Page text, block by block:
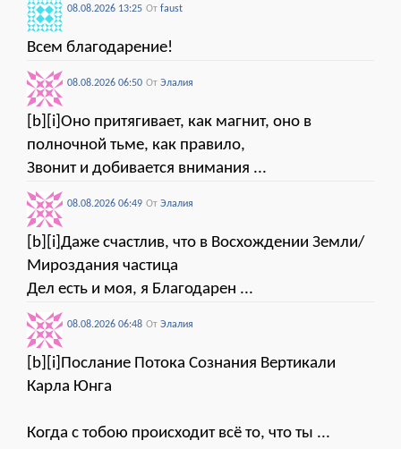
08.08.2026 13:25 От faust
Всем благодарение!
08.08.2026 06:50 От Элалия
[b][i]Оно притягивает, как магнит, оно в
полночной тьме, как правило,
Звонит и добивается внимания ...
08.08.2026 06:49 От Элалия
[b][i]Даже счастлив, что в Восхождении Земли/
Мироздания частица
Дел есть и моя, я Благодарен ...
08.08.2026 06:48 От Элалия
[b][i]Послание Потока Сознания Вертикали
Карла Юнга
Когда с тобою происходит всё то, что ты ...